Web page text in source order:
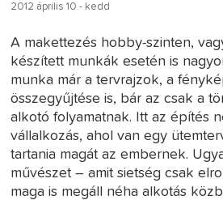
2012 április 10 - kedd
A makettezés hobby-szinten,
készített munkák esetén is
munka már a tervrajzok, a
összegyűjtése is, bár az csak a
alkotó folyamatnak. Itt az építés
vállalkozás, ahol van egy
tartania magát az embernek.
művészet – amit sietség csak
maga is megáll néha alkotás